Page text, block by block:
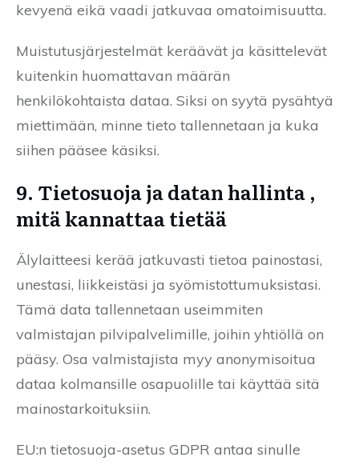
kevyenä eikä vaadi jatkuvaa omatoimisuutta.
Muistutusjärjestelmät keräävät ja käsittelevät
kuitenkin huomattavan määrän
henkilökohtaista dataa. Siksi on syytä pysähtyä
miettimään, minne tieto tallennetaan ja kuka
siihen pääsee käsiksi.
9. Tietosuoja ja datan hallinta ,
mitä kannattaa tietää
Älylaitteesi kerää jatkuvasti tietoa painostasi,
unestasi, liikkeistäsi ja syömistottumuksistasi.
Tämä data tallennetaan useimmiten
valmistajan pilvipalvelimille, joihin yhtiöllä on
pääsy. Osa valmistajista myy anonymisoitua
dataa kolmansille osapuolille tai käyttää sitä
mainostarkoituksiin.
EU:n tietosuoja-asetus GDPR antaa sinulle